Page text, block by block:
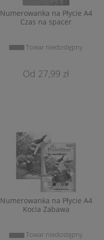
Numerowanka na Płycie A4
Czas na spacer
Towar niedostępny
27,99 zł
Numerowanka na Płycie A4
Kocia Zabawa
Towar niedostępny